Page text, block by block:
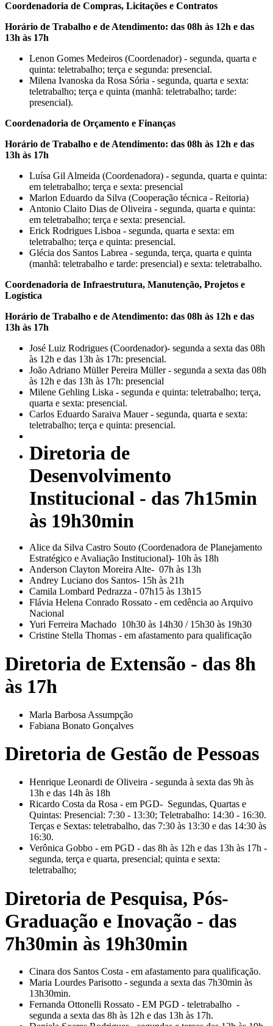
Coordenadoria de Compras, Licitações e Contratos
Horário de Trabalho e de Atendimento: das 08h às 12h e das
13h às 17h
Lenon Gomes Medeiros (Coordenador) - segunda, quarta e
quinta: teletrabalho; terça e segunda: presencial.
Milena Ivanoska da Rosa Sória - segunda, quarta e sexta:
teletrabalho; terça e quinta (manhã: teletrabalho; tarde:
presencial).
Coordenadoria de Orçamento e Finanças
Horário de Trabalho e de Atendimento: das 08h às 12h e das
13h às 17h
Luísa Gil Almeida (Coordenadora) - segunda, quarta e quinta:
em teletrabalho; terça e sexta: presencial
Marlon Eduardo da Silva (Cooperação técnica - Reitoria)
Antonio Claito Dias de Oliveira - segunda, quarta e quinta:
em teletrabalho; terça e sexta: presencial.
Erick Rodrigues Lisboa - segunda, quarta e sexta: em
teletrabalho; terça e quinta: presencial.
Glécia dos Santos Labrea - segunda, terça, quarta e quinta
(manhã: teletrabalho e tarde: presencial) e sexta: teletrabalho.
Coordenadoria de Infraestrutura, Manutenção, Projetos e
Logística
Horário de Trabalho e de Atendimento: das 08h às 12h e das
13h às 17h
José Luiz Rodrigues (Coordenador)- segunda a sexta das 08h
às 12h e das 13h às 17h: presencial.
João Adriano Müller Pereira Müller - segunda a sexta das 08h
às 12h e das 13h às 17h: presencial
Milene Gehling Liska - segunda e quinta: teletrabalho; terça,
quarta e sexta: presencial.
Carlos Eduardo Saraiva Mauer - segunda, quarta e sexta:
teletrabalho; terça e quinta: presencial.
Diretoria de
Desenvolvimento
Institucional - das 7h15min
às 19h30min
Alice da Silva Castro Souto (Coordenadora de Planejamento
Estratégico e Avaliação Institucional)- 10h às 18h
Anderson Clayton Moreira Alte- 07h às 13h
Andrey Luciano dos Santos- 15h às 21h
Camila Lombard Pedrazza - 07h15 às 13h15
Flávia Helena Conrado Rossato - em cedência ao Arquivo
Nacional
Yuri Ferreira Machado 10h30 às 14h30 / 15h30 às 19h30
Cristine Stella Thomas - em afastamento para qualificação
Diretoria de Extensão - das 8h
às 17h
Marla Barbosa Assumpção
Fabiana Bonato Gonçalves
Diretoria de Gestão de Pessoas
Henrique Leonardi de Oliveira - segunda à sexta das 9h às
13h e das 14h às 18h
Ricardo Costa da Rosa - em PGD- Segundas, Quartas e
Quintas: Presencial: 7:30 - 13:30; Teletrabalho: 14:30 - 16:30.
Terças e Sextas: teletrabalho, das 7:30 às 13:30 e das 14:30 às
16:30.
Verônica Gobbo - em PGD - das 8h às 12h e das 13h às 17h -
segunda, terça e quarta, presencial; quinta e sexta:
teletrabalho;
Diretoria de Pesquisa, Pós-
Graduação e Inovação - das
7h30min às 19h30min
Cinara dos Santos Costa - em afastamento para qualificação.
Maria Lourdes Parisotto - segunda a sexta das 7h30min às
13h30min.
Fernanda Ottonelli Rossato - EM PGD - teletrabalho -
segunda a sexta das 8h às 12h e das 13h às 17h.